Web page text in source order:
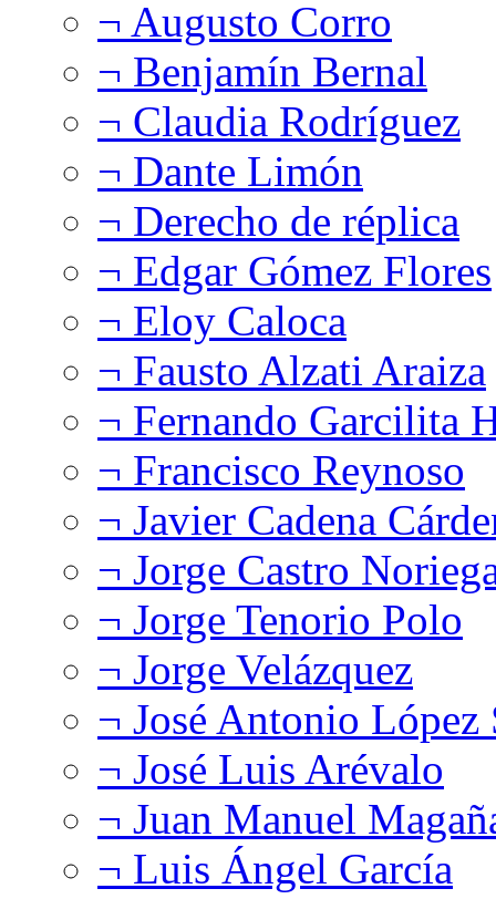
¬ Augusto Corro
¬ Benjamín Bernal
¬ Claudia Rodríguez
¬ Dante Limón
¬ Derecho de réplica
¬ Edgar Gómez Flores
¬ Eloy Caloca
¬ Fausto Alzati Araiza
¬ Fernando Garcilita
¬ Francisco Reynoso
¬ Javier Cadena
¬ Jorge Castro
¬ Jorge Tenorio Polo
¬ Jorge Velázquez
¬ José Antonio López
¬ José Luis Arévalo
¬ Juan Manuel
¬ Luis Ángel García